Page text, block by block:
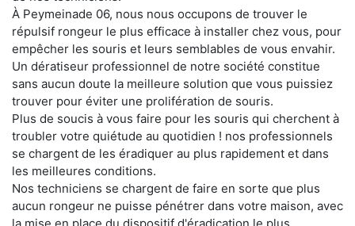
À Peymeinade 06, nous nous occupons de trouver le
répulsif rongeur le plus efficace à installer chez vous, pour
empêcher les souris et leurs semblables de vous envahir.
Un dératiseur professionnel de notre société constitue
sans aucun doute la meilleure solution que vous puissiez
trouver pour éviter une prolifération de souris.
Plus de soucis à vous faire pour les souris qui cherchent à
troubler votre quiétude au quotidien ! nos professionnels
se chargent de les éradiquer au plus rapidement et dans
les meilleures conditions.
Nos techniciens se chargent de faire en sorte que plus
aucun rongeur ne puisse pénétrer dans votre maison, avec
la mise en place du dispositif d'éradication le plus